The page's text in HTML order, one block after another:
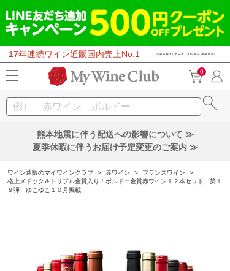
17年連続ワイン通販国内売上No.1
0
熊本地震に伴う配送への影響について ≫
夏季休暇に伴うお届け予定変更のご案内 ≫
ワイン通販のマイワインクラブ > 赤ワイン > フランスワイン
>
格上メドック＆トリプル金賞入り！ボルドー金賞赤ワイン１２本セット 第１
９弾 ゆこゆこ１０月掲載